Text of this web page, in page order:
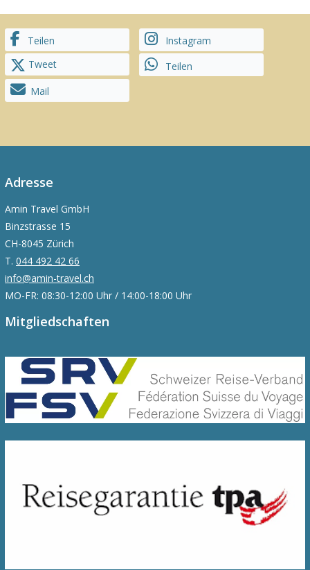
Teilen
Instagram
Tweet
Teilen
Mail
Adresse
Amin Travel GmbH
Binzstrasse 15
CH-8045 Zürich
T. 044 492 42 66
info@amin-travel.ch
MO-FR: 08:30-12:00 Uhr / 14:00-18:00 Uhr
Mitgliedschaften